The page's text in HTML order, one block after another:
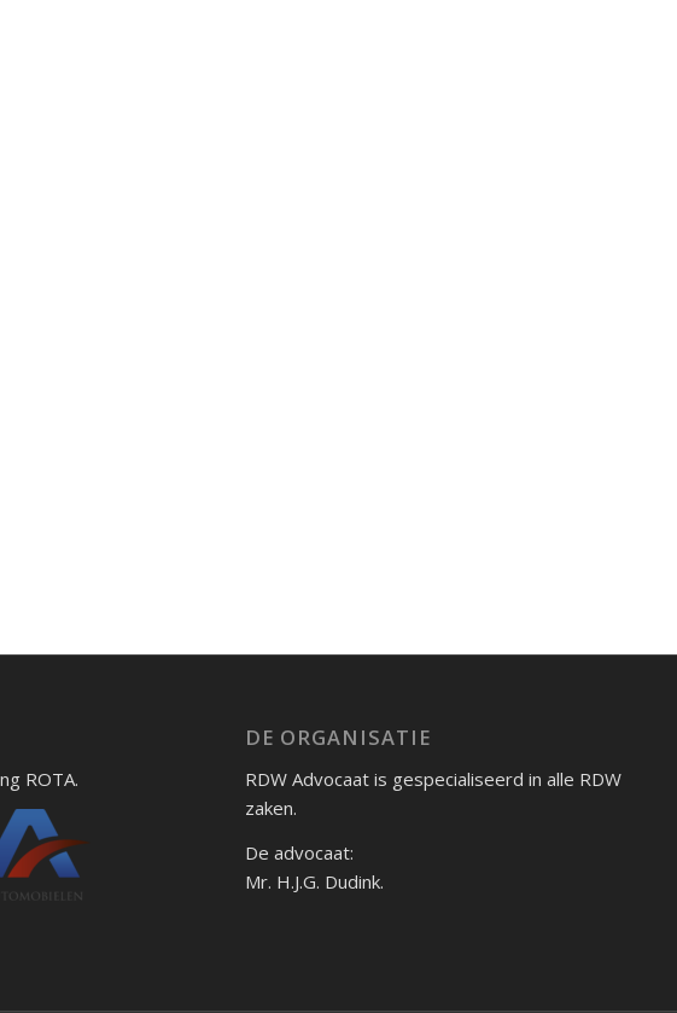
ROTA.
DE ORGANISATIE
RDW Advocaat is gespecialiseerd in alle RDW
zaken.
De advocaat:
Mr. H.J.G. Dudink.